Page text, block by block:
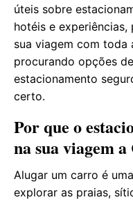
úteis sobre
hotéis e
sua viagem com toda
procurando opções
estacionamento
certo.
Por que o
na sua viagem a
Alugar um carro é
explorar as praias,